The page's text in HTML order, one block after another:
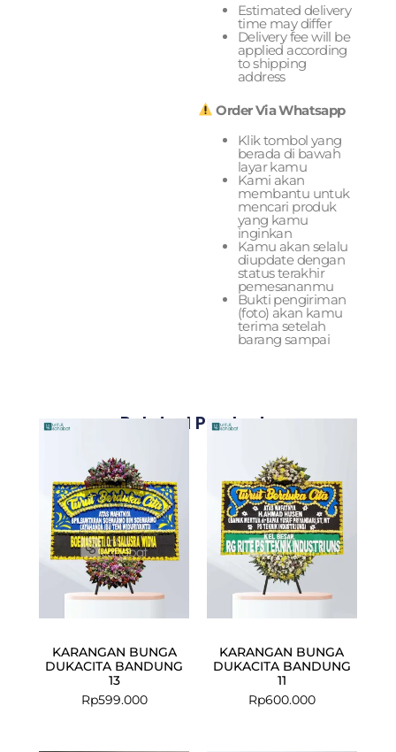
Estimated delivery
time may differ
Delivery fee will be
applied according
to shipping
address
Order Via Whatsapp
Klik tombol yang
berada di bawah
layar kamu
Kami akan
membantu untuk
mencari produk
yang kamu
inginkan
Kamu akan selalu
diupdate dengan
status terakhir
pemesananmu
Bukti pengiriman
(foto) akan kamu
terima setelah
barang sampai
Related Products
KARANGAN BUNGA
DUKACITA BANDUNG
13
Rp599.000
KARANGAN BUNGA
DUKACITA BANDUNG
11
Rp600.000